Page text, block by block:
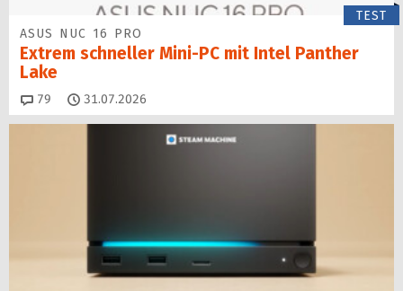
TEST
ASUS NUC 16 PRO
Extrem schneller Mini-PC mit Intel Panther
Lake
79 Kommentare
31.07.2026